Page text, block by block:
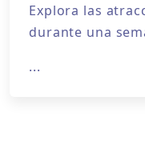
Explora las
durante una
...